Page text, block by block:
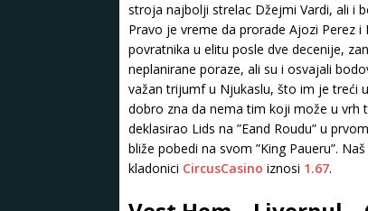
stroja najbolji strelac Džejmi Vardi, ali i
Pravo je vreme da prorade Ajozi Perez
povratnika u elitu posle dve decenije,
neplanirane poraze, ali su i osvajali
važan trijumf u Njukaslu, što im je treći
dobro zna da nema tim koji može u vrh
deklasirao Lids na ”Eand Roudu” u
bliže pobedi na svom ”King Paueru”.
kladonici CircusCasino iznosi 1.67.